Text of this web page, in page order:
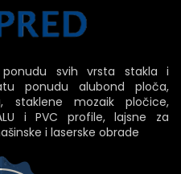
svih vrsta stakla i
ponudu alubond ploča,
staklene mozaik pločice,
i PVC profile, lajsne za
i laserske obrade